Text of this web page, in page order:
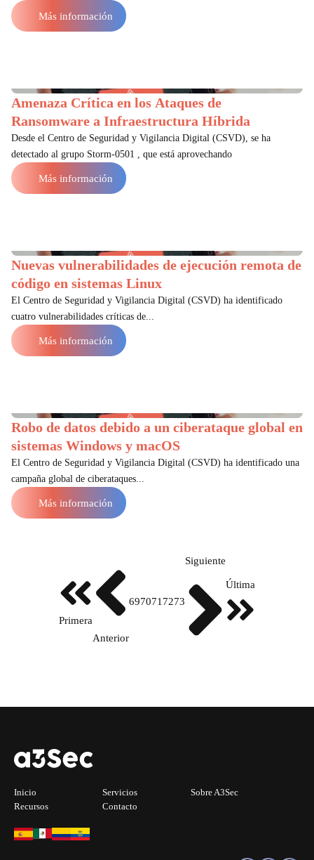
Más información
Amenaza Crítica en los Ataques de
Ransomware a Infraestructura Híbrida
Desde el Centro de Seguridad y Vigilancia Digital (CSVD), se ha
detectado al grupo Storm-0501 , que está aprovechando
Más información
Nuevas vulnerabilidades de ejecución remota de
código en sistemas Linux
El Centro de Seguridad y Vigilancia Digital (CSVD) ha identificado
cuatro vulnerabilidades críticas de...
Más información
Robo de datos debido a un ciberataque global en
sistemas Windows y macOS
El Centro de Seguridad y Vigilancia Digital (CSVD) ha identificado una
campaña global de ciberataques...
Más información
Primera
Anterior
697071 7273
Siguiente
Última
Inicio Servicios
Sobre A3Sec
Recursos
Contacto